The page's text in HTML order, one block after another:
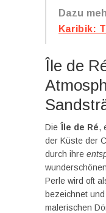
Dazu
Karibik:
Île de
Die Île de Ré,
der Küste der
durch ihre
Perle wird oft
bezeichnet
malerischen